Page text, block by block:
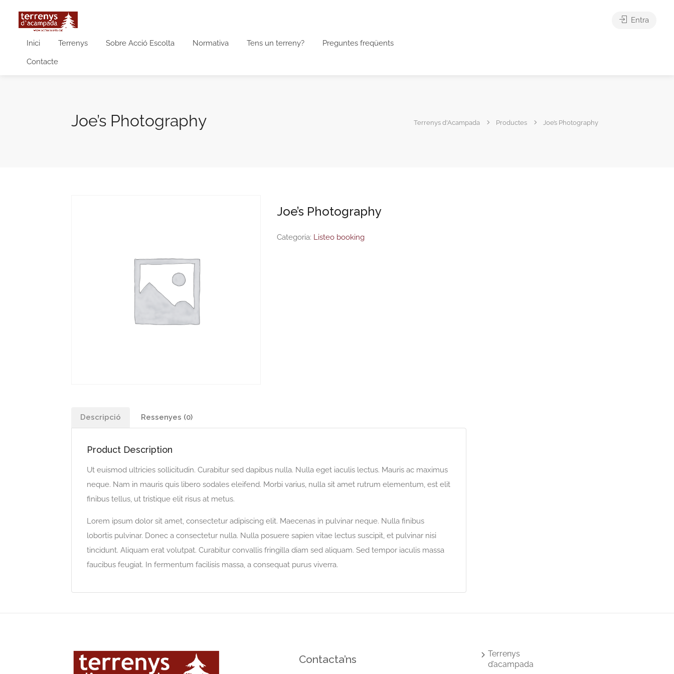
Inici Terrenys Sobre Acció Escolta Normativa Tens un terreny? Preguntes freqüents
Contacte
Entra
Joe’s Photography Terrenys d'Acampada Productes Joe’s Photography
Joe’s Photography
Categoria: Listeo booking
Descripció Ressenyes (0)
Product Description
Ut euismod ultricies sollicitudin. Curabitur sed dapibus nulla. Nulla eget iaculis lectus. Mauris ac maximus
neque. Nam in mauris quis libero sodales eleifend. Morbi varius, nulla sit amet rutrum elementum, est elit
finibus tellus, ut tristique elit risus at metus.
Lorem ipsum dolor sit amet, consectetur adipiscing elit. Maecenas in pulvinar neque. Nulla finibus
lobortis pulvinar. Donec a consectetur nulla. Nulla posuere sapien vitae lectus suscipit, et pulvinar nisi
tincidunt. Aliquam erat volutpat. Curabitur convallis fringilla diam sed aliquam. Sed tempor iaculis massa
faucibus feugiat. In fermentum facilisis massa, a consequat purus viverra.
Contacta’ns
Terrenys
d’acampada